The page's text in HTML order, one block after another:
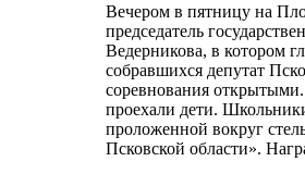
Вечером в пятницу на
председатель
Ведерникова, в котором
собравшихся депутат
соревнования
проехали дети.
проложенной вокруг
Псковской области».